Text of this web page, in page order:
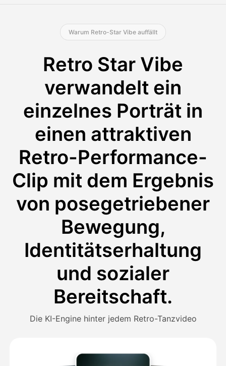
Warum Retro-Star Vibe auffällt
Retro Star Vibe
verwandelt ein
einzelnes Porträt in
einen attraktiven
Retro-Performance-
Clip mit dem Ergebnis
von posegetriebener
Bewegung,
Identitätserhaltung
und sozialer
Bereitschaft.
Die KI-Engine hinter jedem Retro-Tanzvideo